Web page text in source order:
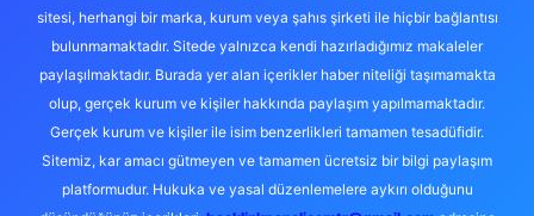
sitesi, herhangi bir marka, kurum veya şahıs şirketi ile hiçbir bağlantısı
bulunmamaktadır. Sitede yalnızca kendi hazırladığımız makaleler
paylaşılmaktadır. Burada yer alan içerikler haber niteliği taşımamakta
olup, gerçek kurum ve kişiler hakkında paylaşım yapılmamaktadır.
Gerçek kurum ve kişiler ile isim benzerlikleri tamamen tesadüfidir.
Sitemiz, kar amacı gütmeyen ve tamamen ücretsiz bir bilgi paylaşım
platformudur. Hukuka ve yasal düzenlemelere aykırı olduğunu